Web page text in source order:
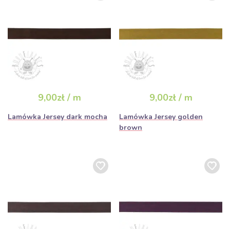
9,00zł / m
Lamówka Jersey dark mocha
9,00zł / m
Lamówka Jersey golden
brown